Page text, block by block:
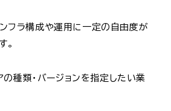
フラ構成や運用に一定の自由度が
。
種類・バージョンを指定したい業